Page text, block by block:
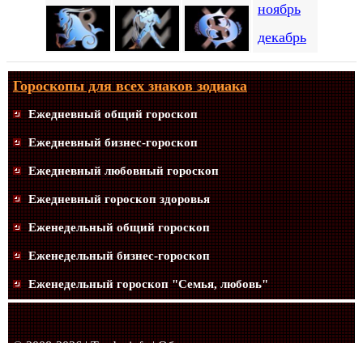
ноябрь
декабрь
Гороскопы для всех знаков зодиака
Ежедневный общий гороскоп
Ежедневный бизнес-гороскоп
Ежедневный любовный гороскоп
Ежедневный гороскоп здоровья
Еженедельный общий гороскоп
Еженедельный бизнес-гороскоп
Еженедельный гороскоп "Семья, любовь"